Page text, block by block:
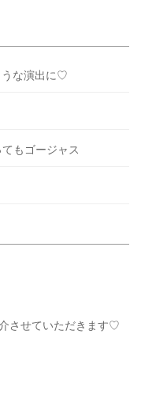
うな演出に♡
もゴージャス
させていただきます♡